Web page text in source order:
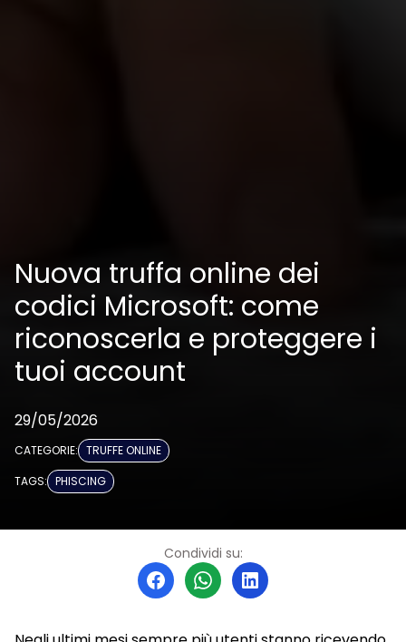
Nuova truffa online dei
codici Microsoft: come
riconoscerla e proteggere i
tuoi account
29/05/2026
CATEGORIE: TRUFFE ONLINE
TAGS: PHISCING
Condividi su: